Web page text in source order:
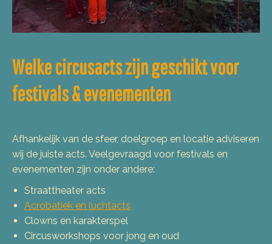
Welke circusacts zijn geschikt voor
festivals & evenementen
Afhankelijk van de sfeer, doelgroep en locatie adviseren
wij de juiste acts. Veelgevraagd voor festivals en
evenementen zijn onder andere:
Straattheater acts
Acrobatiek en luchtacts
Clowns en karakterspel
Circusworkshops voor jong en oud